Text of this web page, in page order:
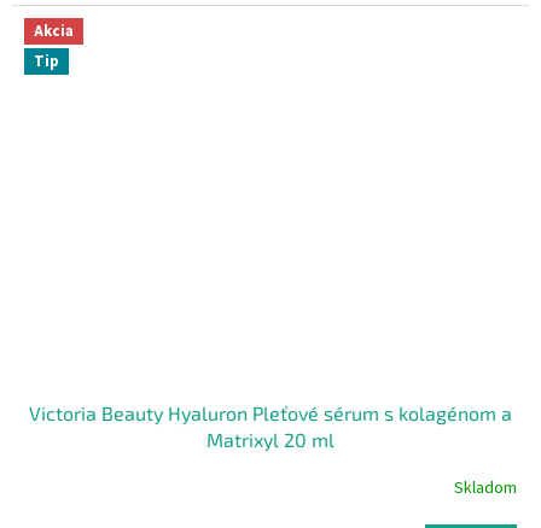
Akcia
Tip
Victoria Beauty Hyaluron Pleťové sérum s kolagénom a
Matrixyl 20 ml
Skladom